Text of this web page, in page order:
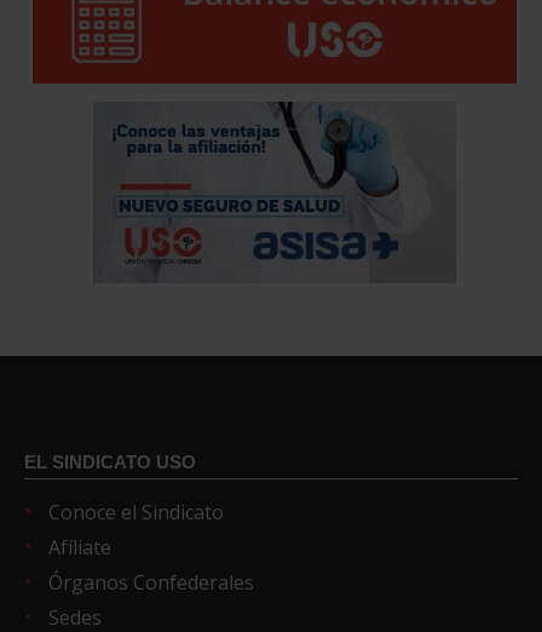
EL SINDICATO USO
Conoce el Sindicato
Afíliate
Órganos Confederales
Sedes